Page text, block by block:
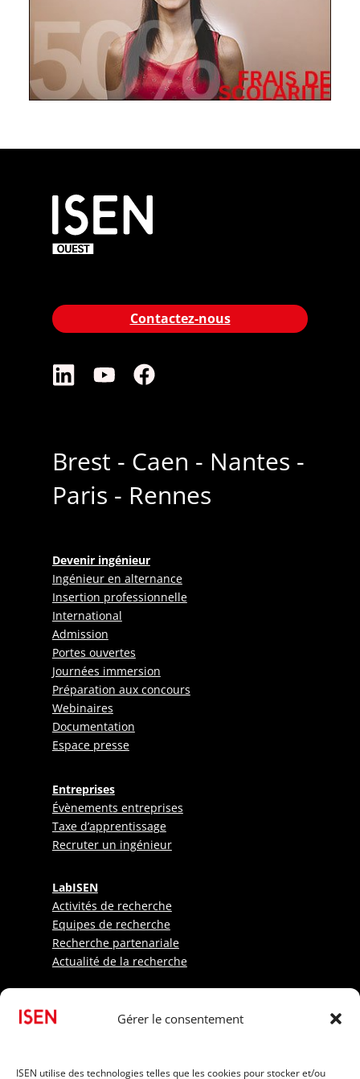
Gérer le consentement
ISEN utilise des technologies telles que les cookies pour stocker et/ou
Contactez-nous
Brest - Caen - Nantes -
Paris - Rennes
Devenir ingénieur
Ingénieur en alternance
Insertion professionnelle
International
Admission
Portes ouvertes
Journées immersion
Préparation aux concours
Webinaires
Documentation
Espace presse
Entreprises
Évènements entreprises
Taxe d’apprentissage
Recruter un ingénieur
LabISEN
Activités de recherche
Equipes de recherche
Recherche partenariale
Actualité de la recherche
Sportifs